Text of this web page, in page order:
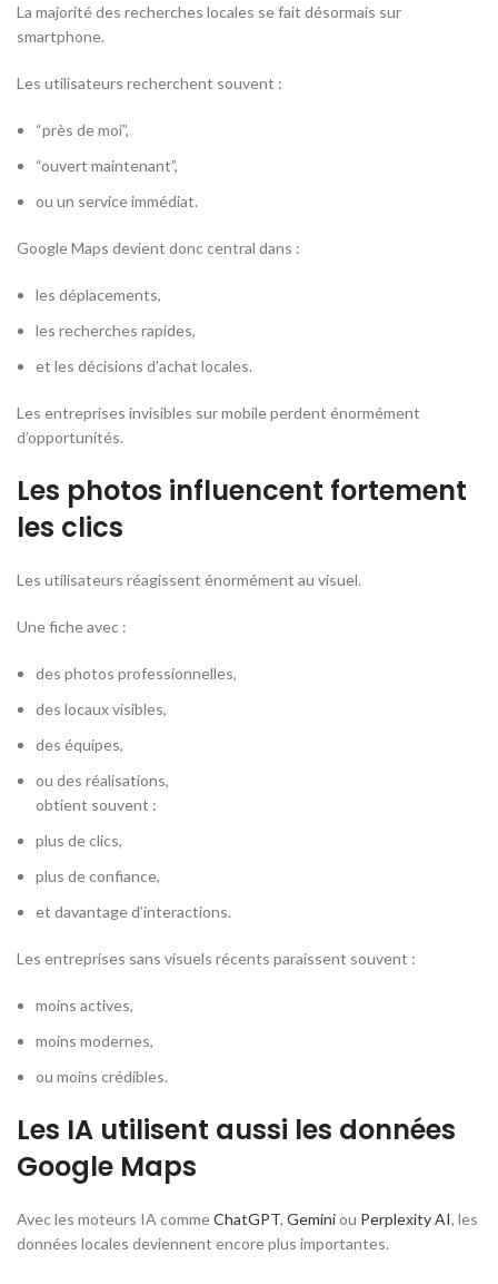
La majorité des recherches locales se fait désormais sur
smartphone.
Les utilisateurs recherchent souvent :
“près de moi”,
“ouvert maintenant”,
ou un service immédiat.
Google Maps devient donc central dans :
les déplacements,
les recherches rapides,
et les décisions d’achat locales.
Les entreprises invisibles sur mobile perdent énormément
d’opportunités.
Les photos influencent fortement
les clics
Les utilisateurs réagissent énormément au visuel.
Une fiche avec :
des photos professionnelles,
des locaux visibles,
des équipes,
ou des réalisations,
obtient souvent :
plus de clics,
plus de confiance,
et davantage d’interactions.
Les entreprises sans visuels récents paraissent souvent :
moins actives,
moins modernes,
ou moins crédibles.
Les IA utilisent aussi les données
Google Maps
Avec les moteurs IA commeChatGPT, Geminiou Perplexity AI, les
données locales deviennent encore plus importantes.